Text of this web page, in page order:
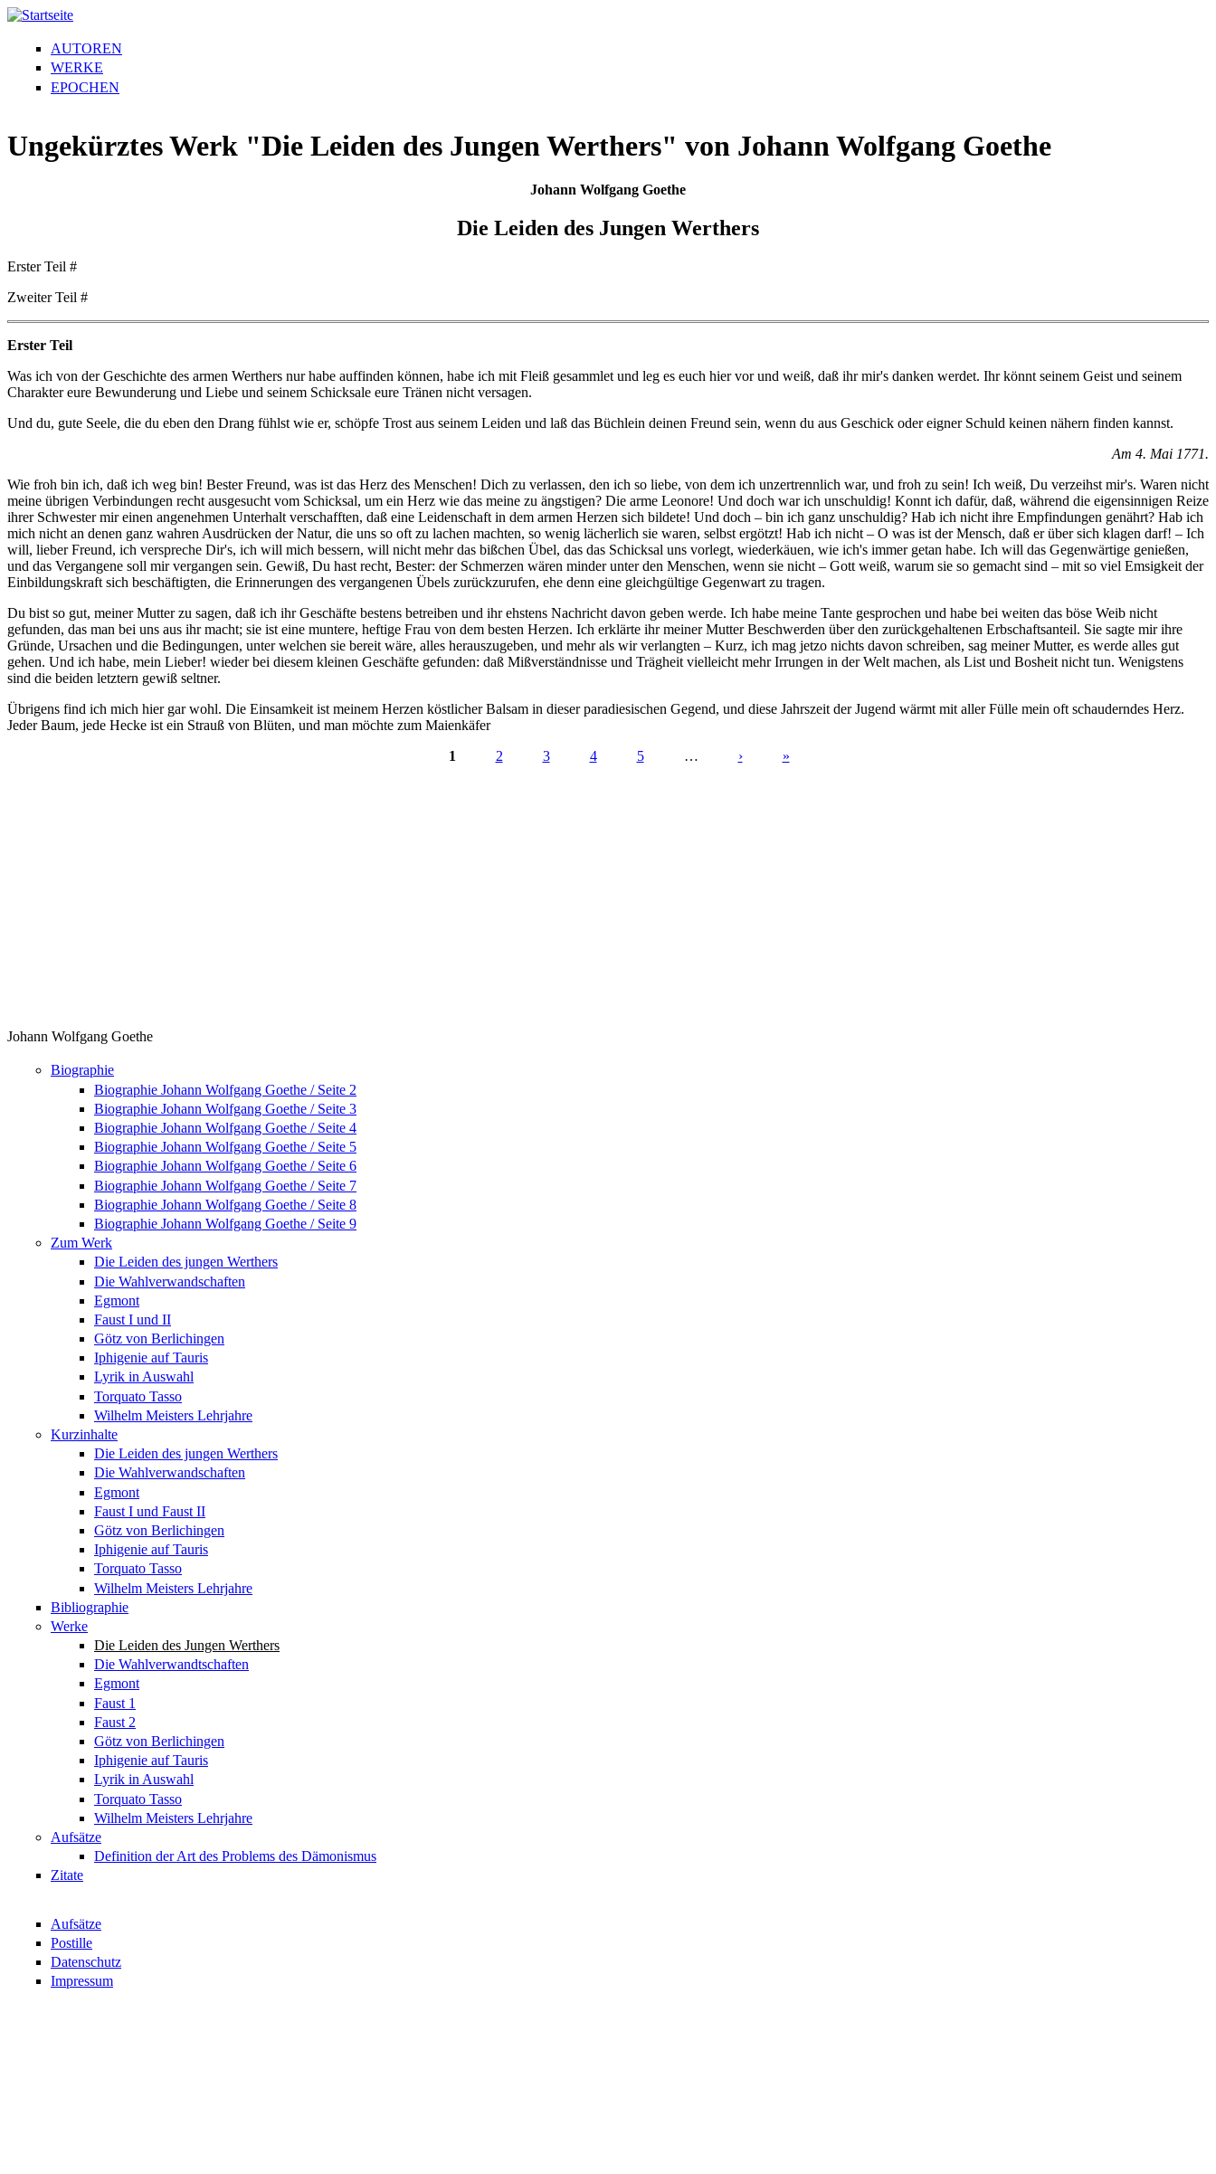
AUTOREN
WERKE
EPOCHEN
Ungekürztes Werk "Die Leiden des Jungen Werthers" von Johann Wolfgang Goethe
Johann Wolfgang Goethe
Die Leiden des Jungen Werthers
Erster Teil #
Zweiter Teil #
Erster Teil
Was ich von der Geschichte des armen Werthers nur habe auffinden können, habe ich mit Fleiß gesammlet und leg es euch hier vor und weiß, daß ihr mir's danken werdet. Ihr könnt seinem Geist und seinem
Charakter eure Bewunderung und Liebe und seinem Schicksale eure Tränen nicht versagen.
Und du, gute Seele, die du eben den Drang fühlst wie er, schöpfe Trost aus seinem Leiden und laß das Büchlein deinen Freund sein, wenn du aus Geschick oder eigner Schuld keinen nähern finden kannst.
Am 4. Mai 1771.
Wie froh bin ich, daß ich weg bin! Bester Freund, was ist das Herz des Menschen! Dich zu verlassen, den ich so liebe, von dem ich unzertrennlich war, und froh zu sein! Ich weiß, Du verzeihst mir's. Waren nicht
meine übrigen Verbindungen recht ausgesucht vom Schicksal, um ein Herz wie das meine zu ängstigen? Die arme Leonore! Und doch war ich unschuldig! Konnt ich dafür, daß, während die eigensinnigen Reize
ihrer Schwester mir einen angenehmen Unterhalt verschafften, daß eine Leidenschaft in dem armen Herzen sich bildete! Und doch – bin ich ganz unschuldig? Hab ich nicht ihre Empfindungen genährt? Hab ich
mich nicht an denen ganz wahren Ausdrücken der Natur, die uns so oft zu lachen machten, so wenig lächerlich sie waren, selbst ergötzt! Hab ich nicht – O was ist der Mensch, daß er über sich klagen darf! – Ich
will, lieber Freund, ich verspreche Dir's, ich will mich bessern, will nicht mehr das bißchen Übel, das das Schicksal uns vorlegt, wiederkäuen, wie ich's immer getan habe. Ich will das Gegenwärtige genießen,
und das Vergangene soll mir vergangen sein. Gewiß, Du hast recht, Bester: der Schmerzen wären minder unter den Menschen, wenn sie nicht – Gott weiß, warum sie so gemacht sind – mit so viel Emsigkeit der
Einbildungskraft sich beschäftigten, die Erinnerungen des vergangenen Übels zurückzurufen, ehe denn eine gleichgültige Gegenwart zu tragen.
Du bist so gut, meiner Mutter zu sagen, daß ich ihr Geschäfte bestens betreiben und ihr ehstens Nachricht davon geben werde. Ich habe meine Tante gesprochen und habe bei weiten das böse Weib nicht
gefunden, das man bei uns aus ihr macht; sie ist eine muntere, heftige Frau von dem besten Herzen. Ich erklärte ihr meiner Mutter Beschwerden über den zurückgehaltenen Erbschaftsanteil. Sie sagte mir ihre
Gründe, Ursachen und die Bedingungen, unter welchen sie bereit wäre, alles herauszugeben, und mehr als wir verlangten – Kurz, ich mag jetzo nichts davon schreiben, sag meiner Mutter, es werde alles gut
gehen. Und ich habe, mein Lieber! wieder bei diesem kleinen Geschäfte gefunden: daß Mißverständnisse und Trägheit vielleicht mehr Irrungen in der Welt machen, als List und Bosheit nicht tun. Wenigstens
sind die beiden letztern gewiß seltner.
Übrigens find ich mich hier gar wohl. Die Einsamkeit ist meinem Herzen köstlicher Balsam in dieser paradiesischen Gegend, und diese Jahrszeit der Jugend wärmt mit aller Fülle mein oft schauderndes Herz.
Jeder Baum, jede Hecke ist ein Strauß von Blüten, und man möchte zum Maienkäfer
1 2 3 4 5 … › »
Johann Wolfgang Goethe
Biographie
Biographie Johann Wolfgang Goethe / Seite 2
Biographie Johann Wolfgang Goethe / Seite 3
Biographie Johann Wolfgang Goethe / Seite 4
Biographie Johann Wolfgang Goethe / Seite 5
Biographie Johann Wolfgang Goethe / Seite 6
Biographie Johann Wolfgang Goethe / Seite 7
Biographie Johann Wolfgang Goethe / Seite 8
Biographie Johann Wolfgang Goethe / Seite 9
Zum Werk
Die Leiden des jungen Werthers
Die Wahlverwandschaften
Egmont
Faust I und II
Götz von Berlichingen
Iphigenie auf Tauris
Lyrik in Auswahl
Torquato Tasso
Wilhelm Meisters Lehrjahre
Kurzinhalte
Die Leiden des jungen Werthers
Die Wahlverwandschaften
Egmont
Faust I und Faust II
Götz von Berlichingen
Iphigenie auf Tauris
Torquato Tasso
Wilhelm Meisters Lehrjahre
Bibliographie
Werke
Die Leiden des Jungen Werthers
Die Wahlverwandtschaften
Egmont
Faust 1
Faust 2
Götz von Berlichingen
Iphigenie auf Tauris
Lyrik in Auswahl
Torquato Tasso
Wilhelm Meisters Lehrjahre
Aufsätze
Definition der Art des Problems des Dämonismus
Zitate
Aufsätze
Postille
Datenschutz
Impressum